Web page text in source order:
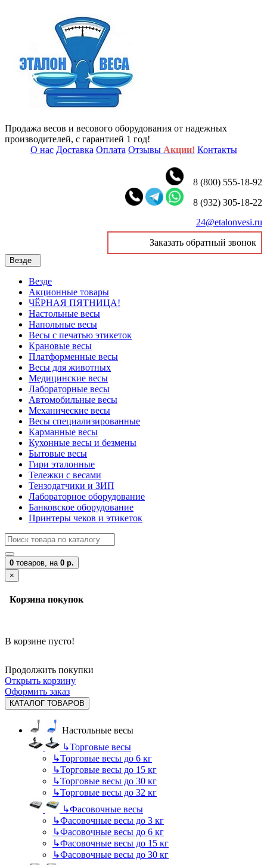
Продажа весов и весового оборудования от надежных
производителей, с гарантией 1 год!
О нас Доставка Оплата Отзывы Акции! Контакты
8 (800) 555-18-92
8 (932) 305-18-22
24@etalonvesi.ru
Заказать обратный звонок
Везде
Везде
Акционные товары
ЧЁРНАЯ ПЯТНИЦА!
Настольные весы
Напольные весы
Весы с печатью этикеток
Крановые весы
Платформенные весы
Весы для животных
Медицинские весы
Лабораторные весы
Автомобильные весы
Механические весы
Весы специализированные
Карманные весы
Кухонные весы и безмены
Бытовые весы
Гири эталонные
Тележки с весами
Тензодатчики и ЗИП
Лабораторное оборудование
Банковское оборудование
Принтеры чеков и этикеток
0 товаров, на 0 р.
×
Корзина покупок
В корзине пусто!
Продолжить покупки
Открыть корзину
Оформить заказ
КАТАЛОГ ТОВАРОВ
Настольные весы
↳Торговые весы
↳Торговые весы до 6 кг
↳Торговые весы до 15 кг
↳Торговые весы до 30 кг
↳Торговые весы до 32 кг
↳Фасовочные весы
↳Фасовочные весы до 3 кг
↳Фасовочные весы до 6 кг
↳Фасовочные весы до 15 кг
↳Фасовочные весы до 30 кг